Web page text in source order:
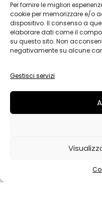
Per fornire le migliori
cookie per memorizzare e/o
dispositivo. Il consenso a
elaborare dati come il
su questo sito. Non
negativamente su alcune
Gestisci servizi
Copyright © 2026
CPN Publishing -